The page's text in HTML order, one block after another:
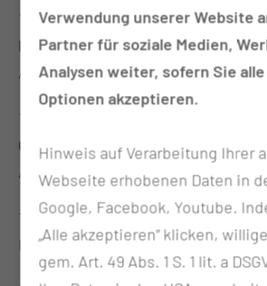
12:45 Uhr – 13:15 UhrTrommelkreis
MUL – CT
Anmeldung nicht erforderlich
13:45 Uhr – 14:15
Trommelkreis
CT
Anmeldung nicht erforderlich
11:15 Uhr – 15:00 Uhr
Bia Messung, Quiz,
Verwendung unserer Website
Partner für soziale Medien,
Analysen weiter, sofern Sie
Optionen akzeptieren.
Hinweis auf Verarbeitung Ihrer
Webseite erhobenen Daten in
Google, Facebook, Youtube.
„Alle akzeptieren“ klicken,
gem. Art. 49 Abs. 1 S. 1 lit. a